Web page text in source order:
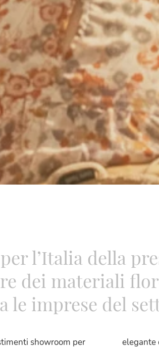
l’Italia della
dei materiali
imprese del
showroom per
elegante